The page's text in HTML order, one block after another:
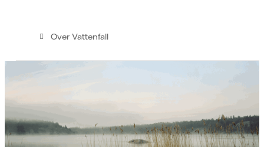
Over Vattenfall